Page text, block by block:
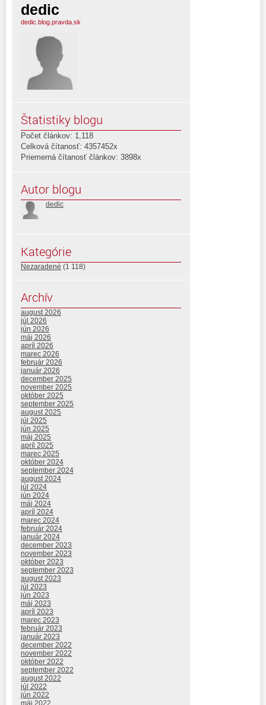
dedic
dedic.blog.pravda.sk
Štatistiky blogu
Počet článkov: 1,118
Celková čítanosť: 4357452x
Priemerná čítanosť článkov: 3898x
Autor blogu
dedic
Kategórie
Nezaradené (1 118)
Archív
august 2026
júl 2026
jún 2026
máj 2026
apríl 2026
marec 2026
február 2026
január 2026
december 2025
november 2025
október 2025
september 2025
august 2025
júl 2025
jún 2025
máj 2025
apríl 2025
marec 2025
október 2024
september 2024
august 2024
júl 2024
jún 2024
máj 2024
apríl 2024
marec 2024
február 2024
január 2024
december 2023
november 2023
október 2023
september 2023
august 2023
júl 2023
jún 2023
máj 2023
apríl 2023
marec 2023
február 2023
január 2023
december 2022
november 2022
október 2022
september 2022
august 2022
júl 2022
jún 2022
máj 2022